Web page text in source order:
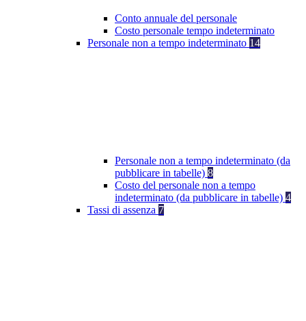
Conto annuale del personale
Costo personale tempo indeterminato
Personale non a tempo indeterminato 14
Personale non a tempo indeterminato (da
pubblicare in tabelle) 8
Costo del personale non a tempo
indeterminato (da pubblicare in tabelle) 4
Tassi di assenza 7